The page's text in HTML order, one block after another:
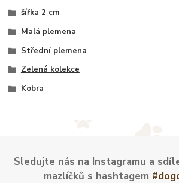
šířka 2 cm
Malá plemena
Střední plemena
Zelená kolekce
Kobra
Sledujte nás na Instagramu a
mazlíčků s hashtagem